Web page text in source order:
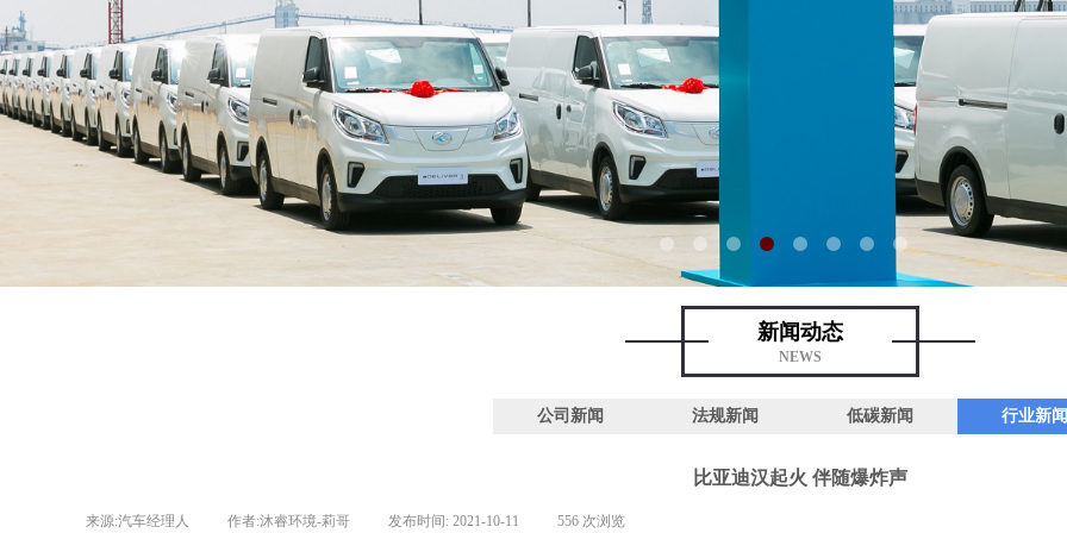
新闻动态
NEWS
公司新闻 法规新闻 低碳新闻 行业新闻
比亚迪汉起火 伴随爆炸声
来源:汽车经理人 作者:沐睿环境-莉哥 发布时间: 2021-10-11 556 次浏览